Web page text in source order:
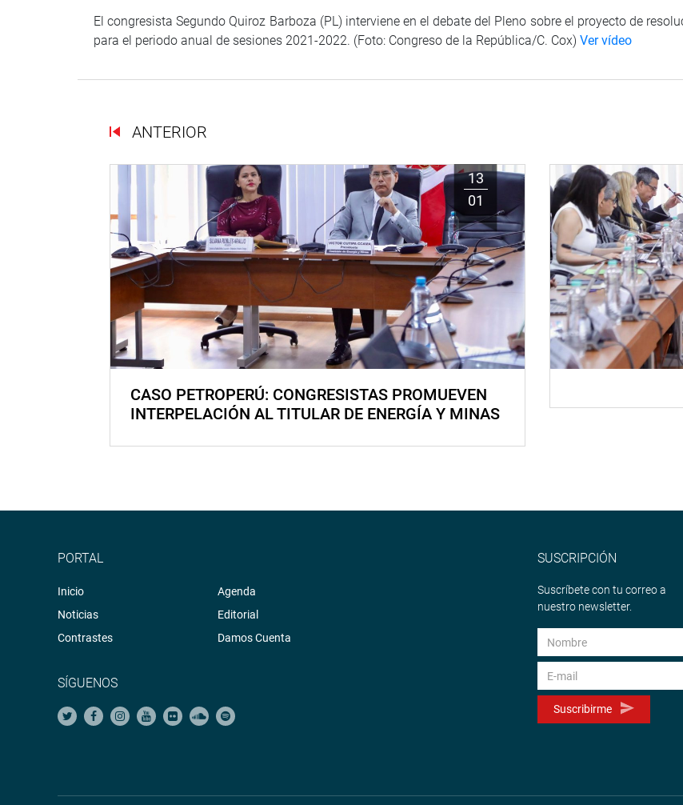
El congresista Segundo Quiroz Barboza (PL) interviene en el debate del Pleno sobre el proyecto de
para el periodo anual de sesiones 2021-2022. (Foto: Congreso de la República/C. Cox) Ver vídeo
ANTERIOR
13
01
CASO PETROPERÚ: CONGRESISTAS PROMUEVEN
INTERPELACIÓN AL TITULAR DE ENERGÍA Y MINAS
PORTAL
Inicio
Noticias
Contrastes
Agenda
Editorial
Damos Cuenta
SÍGUENOS
SUSCRIPCIÓN
Suscríbete con tu correo a
nuestro newsletter.
Suscribirme